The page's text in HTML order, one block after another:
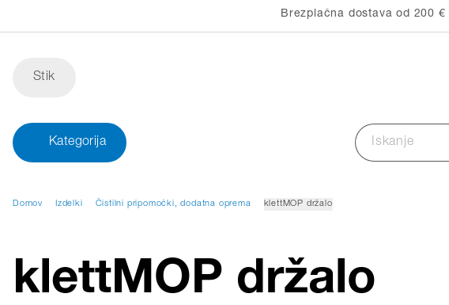
Brezplačna dostava od 200 €
Stik
Kategorija
Domov Izdelki Čistilni pripomočki, dodatna oprema klettMOP držalo
klettMOP držalo